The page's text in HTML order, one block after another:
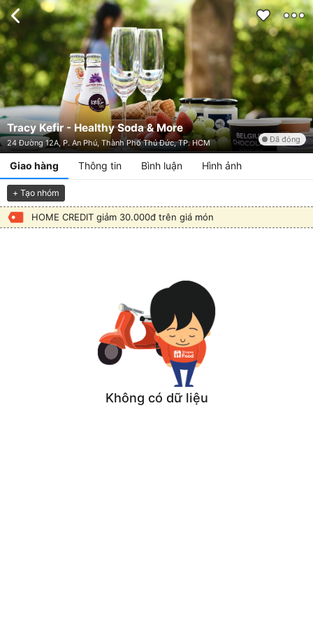
Tracy Kefir - Healthy Soda & More
24 Đường 12A, P. An Phú, Thành Phố Thủ Đức, TP. HCM Đã đóng
Giao hàng Thông tin Bình luận Hình ảnh
+ Tạo nhóm
HOME CREDIT giảm 30.000đ trên giá món
Không có dữ liệu